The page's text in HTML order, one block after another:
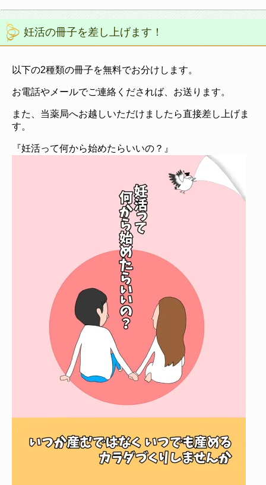
妊活の冊子を差し上げます！
以下の2種類の冊子を無料でお分けします。
お電話やメールでご連絡くだされば、お送ります。
また、当薬局へお越しいただけましたら直接差し上げま
す。
『妊活って何から始めたらいいの？』